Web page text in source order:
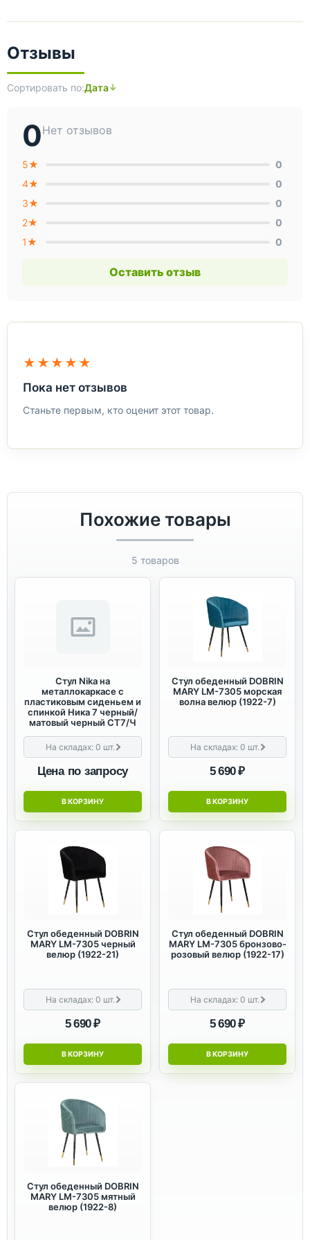
делают эту модель универсальной - она подойдёт как
для домашнего использования, так и для общественных
пространств с умеренной нагрузкой. Добавьте
изысканные акценты в свой интерьер с сиденьем
Отзывы
Сортировать по:Дата
0Нет отзывов
5★
0
4★
0
3★
0
2★
0
1★
0
Оставить отзыв
★★★★★
Пока нет отзывов
Станьте первым, кто оценит этот товар.
Похожие товары
5 товаров
Стул Nika на
металлокаркасе с
пластиковым сиденьем и
спинкой Ника 7 черный/
матовый черный СТ7/Ч
На складах:0 шт.
Цена по запросу
В КОРЗИНУ
Стул обеденный DOBRIN
MARY LM-7305 морская
волна велюр (1922-7)
На складах:0 шт.
5 690 ₽
В КОРЗИНУ
Стул обеденный DOBRIN
MARY LM-7305 черный
велюр (1922-21)
На складах:0 шт.
5 690 ₽
В КОРЗИНУ
Стул обеденный DOBRIN
MARY LM-7305 бронзово-
розовый велюр (1922-17)
На складах:0 шт.
5 690 ₽
В КОРЗИНУ
Стул обеденный DOBRIN
MARY LM-7305 мятный
велюр (1922-8)